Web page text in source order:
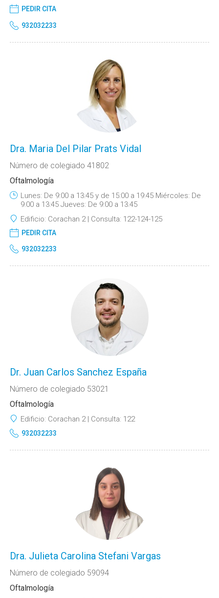
PEDIR CITA
932032233
Dra. Maria Del Pilar Prats Vidal
Número de colegiado 41802
Oftalmología
Lunes: De 9:00 a 13:45 y de 15:00 a 19:45 Miércoles: De
9:00 a 13:45 Jueves: De 9:00 a 13:45
Edificio: Corachan 2 Consulta: 122-124-125
PEDIR CITA
932032233
Dr. Juan Carlos Sanchez España
Número de colegiado 53021
Oftalmología
Edificio: Corachan 2 Consulta: 122
932032233
Dra. Julieta Carolina Stefani Vargas
Número de colegiado 59094
Oftalmología